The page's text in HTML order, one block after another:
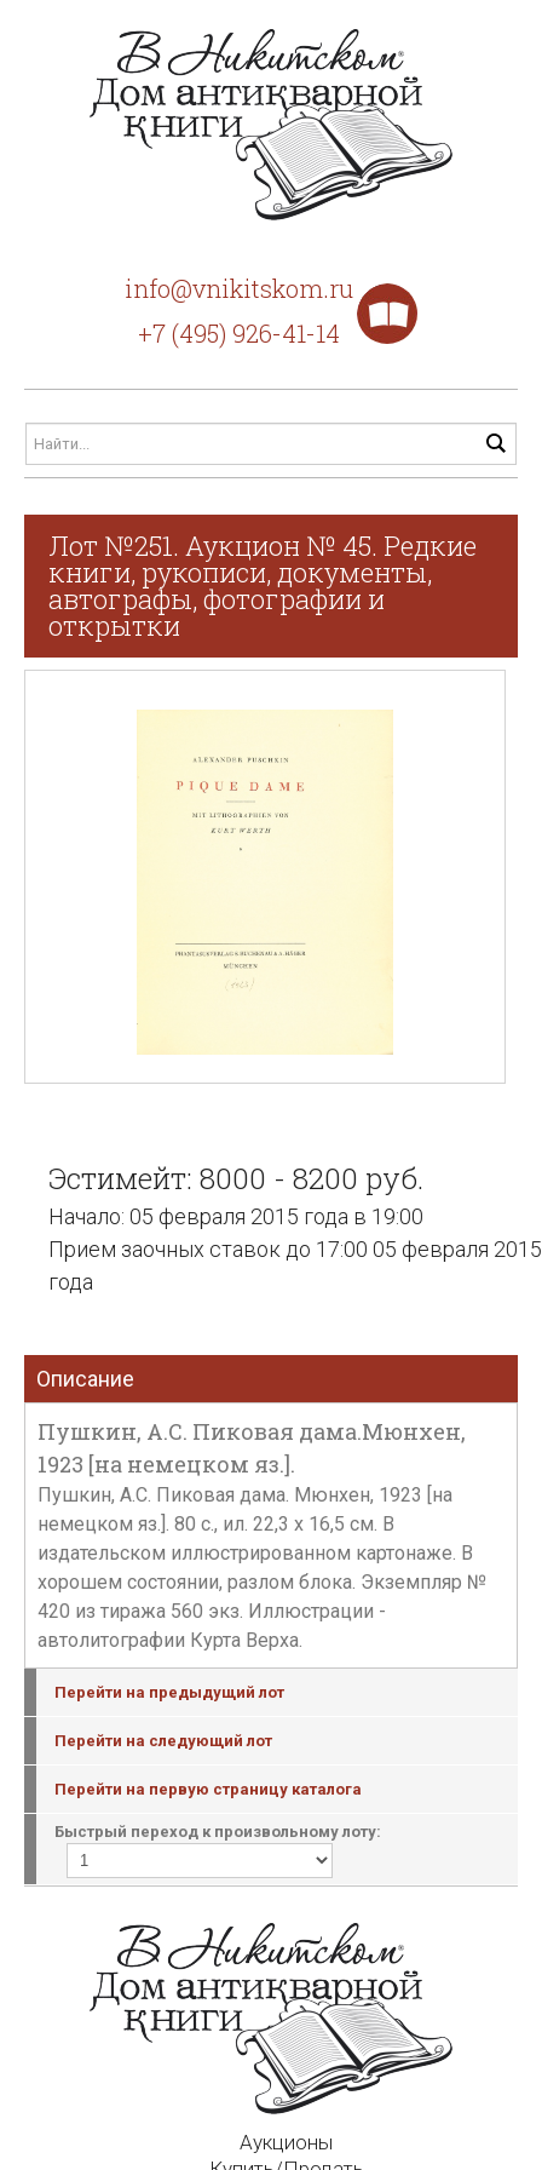
info@vnikitskom.ru
+7 (495) 926-41-14
Лот №251. Аукцион № 45. Редкие
книги, рукописи, документы,
автографы, фотографии и
открытки
Эстимейт: 8000 - 8200 руб.
Начало: 05 февраля 2015 года в 19:00
Прием заочных ставок до 17:00 05 февраля 2015
года
Описание
Пушкин, А.С. Пиковая дама.Мюнхен,
1923 [на немецком яз.].
Пушкин, А.С. Пиковая дама. Мюнхен, 1923 [на
немецком яз.]. 80 с., ил. 22,3 х 16,5 см. В
издательском иллюстрированном картонаже. В
хорошем состоянии, разлом блока. Экземпляр №
420 из тиража 560 экз. Иллюстрации -
автолитографии Курта Верха.
Перейти на предыдущий лот
Перейти на следующий лот
Перейти на первую страницу каталога
Быстрый переход к произвольному лоту:
Аукционы